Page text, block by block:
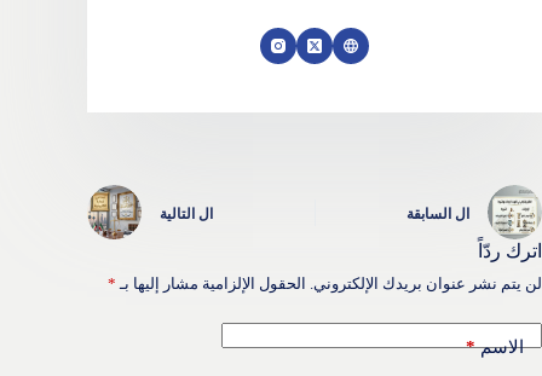
ال السابقة ال التالية
اترك ردّاً
لن يتم نشر عنوان بريدك الإلكتروني. الحقول الإلزامية مشار إليها بـ *
الاسم*